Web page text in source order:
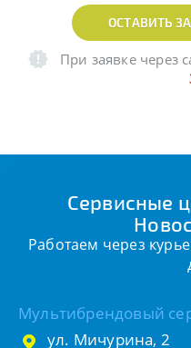
ОСТАВИТЬ
При заявке через
Сервисные
Работаем через
Мультибрендовый
ул. Мичурина, 2